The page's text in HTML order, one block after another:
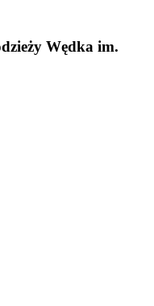
Wędka im.